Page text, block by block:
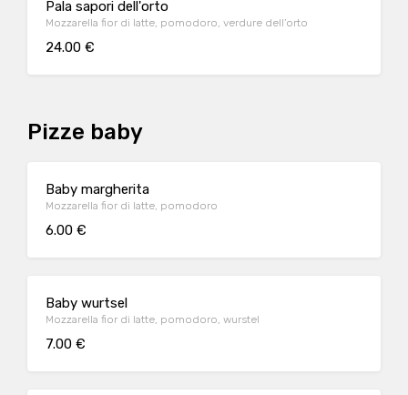
Pala sapori dell'orto
Mozzarella fior di latte, pomodoro, verdure dell’orto
24.00 €
Pizze baby
Baby margherita
Mozzarella fior di latte, pomodoro
6.00 €
Baby wurtsel
Mozzarella fior di latte, pomodoro, wurstel
7.00 €